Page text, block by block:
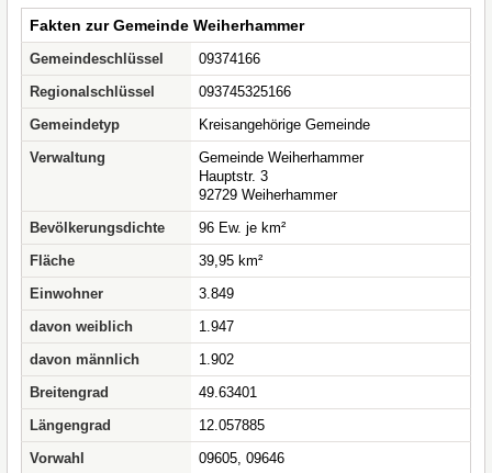
Fakten zur Gemeinde Weiherhammer
Gemeindeschlüssel
09374166
Regionalschlüssel
093745325166
Gemeindetyp
Kreisangehörige Gemeinde
Verwaltung
Gemeinde Weiherhammer
Hauptstr. 3
92729 Weiherhammer
Bevölkerungsdichte
96 Ew. je km²
Fläche
39,95 km²
Einwohner
3.849
davon weiblich
1.947
davon männlich
1.902
Breitengrad
49.63401
Längengrad
12.057885
Vorwahl
09605, 09646